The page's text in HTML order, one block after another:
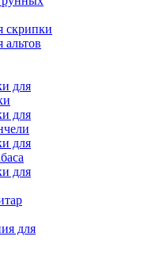
скрипки
для
для
для
для
для